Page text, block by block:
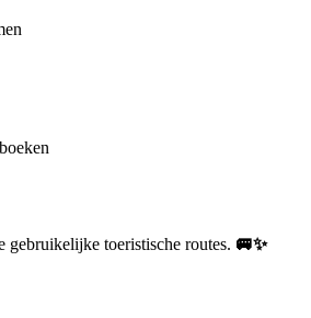
gebruikelijke toeristische routes. 🚐✨